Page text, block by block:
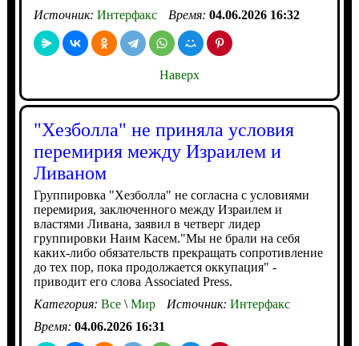
Источник: Интерфакс Время: 04.06.2026 16:32
Наверх
"Хезболла" не приняла условия
перемирия между Израилем и
Ливаном
Группировка "Хезболла" не согласна с условиями
перемирия, заключенного между Израилем и
властями Ливана, заявил в четверг лидер
группировки Наим Касем."Мы не брали на себя
каких-либо обязательств прекращать сопротивление
до тех пор, пока продолжается оккупация" -
приводит его слова Associated Press.
Категория: Все\Мир Источник: Интерфакс
Время: 04.06.2026 16:31